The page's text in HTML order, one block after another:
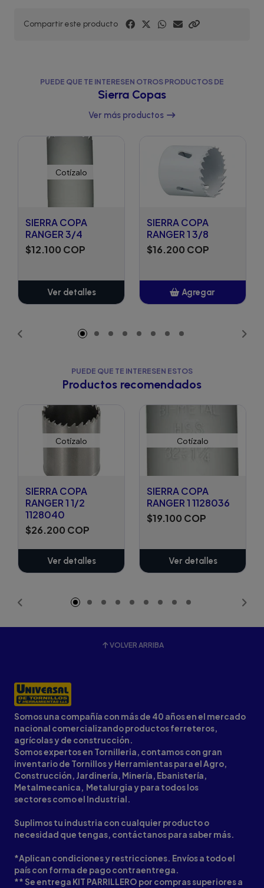
Compartir este producto
PUEDE QUE TE INTERESEN OTROS PRODUCTOS DE
Sierra Copas
Ver más productos
Cotízalo
SIERRA COPA
RANGER 3/4
$12.100 COP
Ver detalles
SIERRA COPA
RANGER 1 3/8
$16.200 COP
Agregar
PUEDE QUE TE INTERESEN ESTOS
Productos recomendados
Cotízalo
SIERRA COPA
RANGER 1 1/2
1128040
$26.200 COP
Ver detalles
Cotízalo
SIERRA COPA
RANGER 1 1128036
$19.100 COP
Ver detalles
VOLVER ARRIBA
Somos una compañía con más de 40 años en el mercado
nacional comercializando productos ferreteros,
agrícolas y de construcción.
Somos expertos en Tornilleria, contamos con gran
inventario de Tornillos y Herramientas para el Agro,
Construcción, Jardinería, Minería, Ebanistería,
Metalmecanica, Metalurgia y para todos los
sectores como el Industrial.
Suplimos tu industria con cualquier producto o
necesidad que tengas, contáctanos para saber más.
*Aplican condiciones y restricciones. Envíos a todo el
país con forma de pago contraentrega.
** Se entrega KIT PARRILLERO por compras superiores a